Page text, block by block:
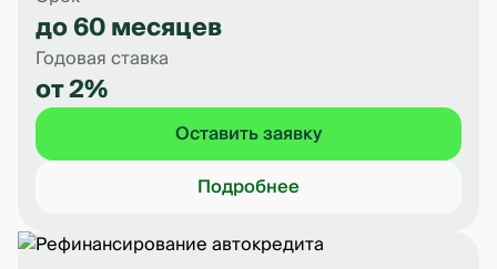
до 60 месяцев
Годовая ставка
от 2%
Оставить заявку
Подробнее